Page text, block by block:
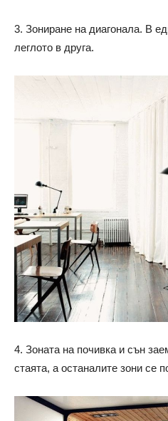
3. Зониране на диагонала. В
леглото в друга.
4. Зоната на почивка и сън
стаята, а останалите зони се